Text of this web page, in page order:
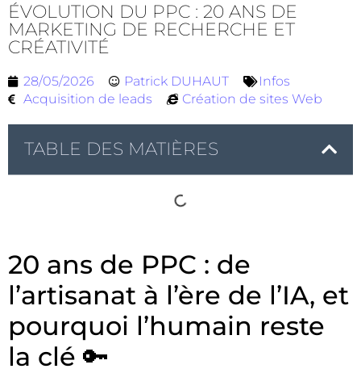
ÉVOLUTION DU PPC : 20 ANS DE
MARKETING DE RECHERCHE ET
CRÉATIVITÉ
28/05/2026 Patrick DUHAUT
Infos
Acquisition de leads
Création de sites Web
TABLE DES MATIÈRES
20 ans de PPC : de
l’artisanat à l’ère de l’IA, et
pourquoi l’humain reste
la clé 🔑